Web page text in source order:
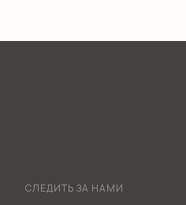
СЛЕДИТЬ ЗА НАМИ